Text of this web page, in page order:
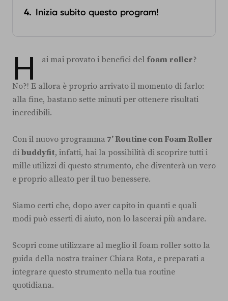
Inizia subito questo program!
H ai mai provato i benefici del foam roller?
No?! E allora è proprio arrivato il momento di farlo:
alla fine, bastano sette minuti per ottenere risultati
incredibili.
Con il nuovo programma 7’ Routine con Foam Roller
di buddyfit, infatti, hai la possibilità di scoprire tutti i
mille utilizzi di questo strumento, che diventerà un vero
e proprio alleato per il tuo benessere.
Siamo certi che, dopo aver capito in quanti e quali
modi può esserti di aiuto, non lo lascerai più andare.
Scopri come utilizzare al meglio il foam roller sotto la
guida della nostra trainer Chiara Rota, e preparati a
integrare questo strumento nella tua routine
quotidiana.